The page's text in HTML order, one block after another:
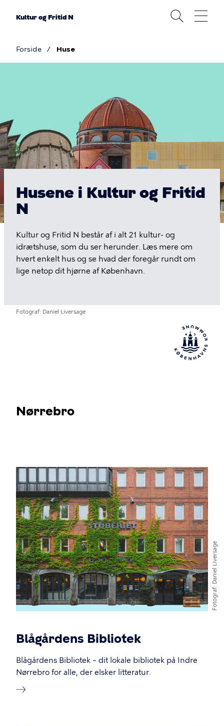
Kultur og Fritid N
Brødkrumme
Forside Huse
Husene i Kultur og Fritid
N
Kultur og Fritid N består af i alt 21 kultur- og
idrætshuse, som du ser herunder. Læs mere om
hvert enkelt hus og se hvad der foregår rundt om
lige netop dit hjørne af København.
Fotograf Daniel Liversage
Nørrebro
Billede
Fotograf
Daniel Liversage
Blågårdens Bibliotek
Blågårdens Bibliotek – dit lokale bibliotek på Indre
Nørrebro for alle, der elsker litteratur.